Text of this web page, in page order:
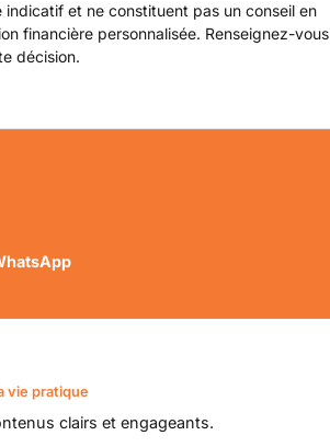
et ne constituent pas un conseil en
financière personnalisée. Renseignez-vous
décision.
vie pratique
clairs et engageants.